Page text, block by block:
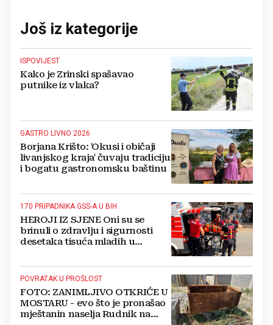
Još iz kategorije
ISPOVIJEST
Kako je Zrinski spašavao
putnike iz vlaka?
GASTRO LIVNO 2026
Borjana Krišto: 'Okusi i običaji
livanjskog kraja' čuvaju tradiciju
i bogatu gastronomsku baštinu
170 PRIPADNIKA GSS-A U BIH
HEROJI IZ SJENE Oni su se
brinuli o zdravlju i sigurnosti
desetaka tisuća mladih u
POVRATAK U PROŠLOST
FOTO: ZANIMLJIVO OTKRIĆE U
MOSTARU - evo što je pronašao
mještanin naselja Rudnik na